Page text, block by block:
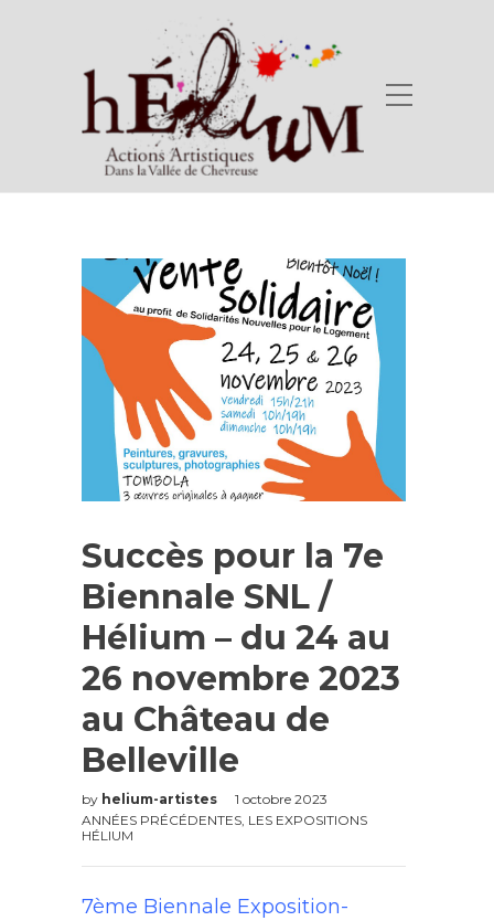
Succès pour la 7e
Biennale SNL /
Hélium – du 24 au
26 novembre 2023
au Château de
Belleville
by helium-artistes
1 octobre 2023
ANNÉES PRÉCÉDENTES, LES EXPOSITIONS
HÉLIUM
7ème Biennale Exposition-